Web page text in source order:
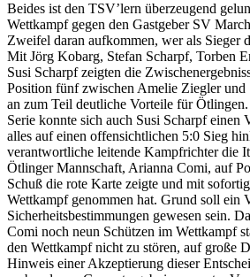
Beides ist den TSV’lern überzeugend
Wettkampf gegen den Gastgeber SV
Zweifel daran aufkommen, wer als Sieger
Mit Jörg Kobarg, Stefan Scharpf, Torben
Susi Scharpf zeigten die
Position fünf zwischen Amelie Ziegler und
an zum Teil deutliche Vorteile für
Serie konnte sich auch Susi Scharpf einen
alles auf einen offensichtlichen 5:0 Sieg
verantwortliche leitende Kampfrichter die
Ötlinger Mannschaft, Arianna Comi, auf
Schuß die rote Karte zeigte und mit
Wettkampf genommen hat. Grund soll ein
Sicherheitsbestimmungen gewesen sein.
Comi noch neun Schützen im Wettkampf
den Wettkampf nicht zu stören, auf große
Hinweis einer Akzeptierung dieser